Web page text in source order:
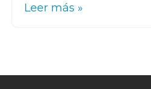
Leer más »